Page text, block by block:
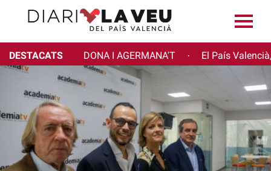
DESTACATS DONA I AGERMANA'T · El País